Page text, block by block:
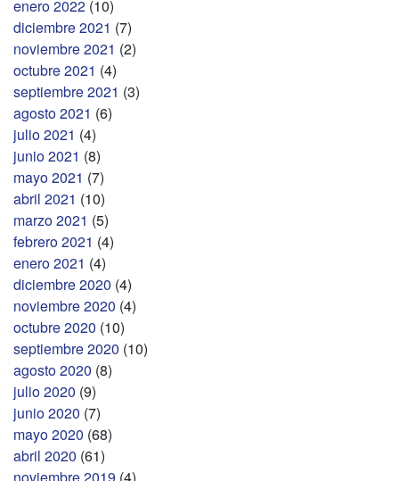
enero 2022 (10)
diciembre 2021 (7)
noviembre 2021 (2)
octubre 2021 (4)
septiembre 2021 (3)
agosto 2021 (6)
julio 2021 (4)
junio 2021 (8)
mayo 2021 (7)
abril 2021 (10)
marzo 2021 (5)
febrero 2021 (4)
enero 2021 (4)
diciembre 2020 (4)
noviembre 2020 (4)
octubre 2020 (10)
septiembre 2020 (10)
agosto 2020 (8)
julio 2020 (9)
junio 2020 (7)
mayo 2020 (68)
abril 2020 (61)